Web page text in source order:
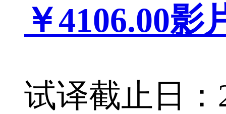
￥4106.00影
试译截止日：